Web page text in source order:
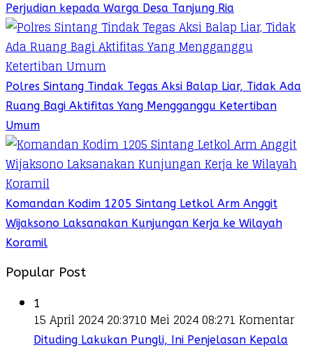
Perjudian kepada Warga Desa Tanjung Ria
Polres Sintang Tindak Tegas Aksi Balap Liar, Tidak Ada
Ruang Bagi Aktifitas Yang Mengganggu Ketertiban
Umum
Komandan Kodim 1205 Sintang Letkol Arm Anggit
Wijaksono Laksanakan Kunjungan Kerja ke Wilayah
Koramil
Popular Post
1
15 April 2024 20:3710 Mei 2024 08:271 Komentar
Dituding Lakukan Pungli, Ini Penjelasan Kepala